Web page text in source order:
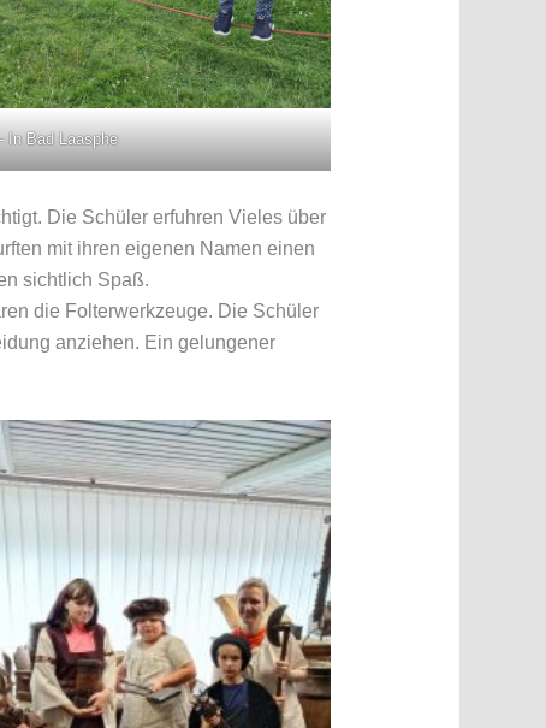
In Bad Laasphe
Die Schüler erfuhren Vieles über
mit ihren eigenen Namen einen
sichtlich Spaß.
die Folterwerkzeuge. Die Schüler
anziehen. Ein gelungener